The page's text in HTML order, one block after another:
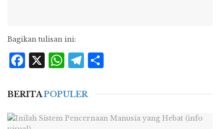
Bagikan tulisan ini:
Facebook
X WhatsApp
Telegram
BERITAPOPULER